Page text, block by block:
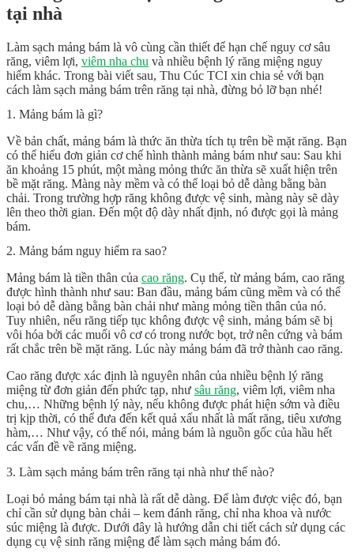
tại nhà
Làm sạch mảng bám là vô cùng cần thiết để hạn chế nguy cơ sâu
răng, viêm lợi, viêm nha chu và nhiều bệnh lý răng miệng nguy
hiểm khác. Trong bài viết sau, Thu Cúc TCI xin chia sẻ với bạn
cách làm sạch mảng bám trên răng tại nhà, đừng bỏ lỡ bạn nhé!
1. Mảng bám là gì?
Về bản chất, mảng bám là thức ăn thừa tích tụ trên bề mặt răng. Bạn
có thể hiểu đơn giản cơ chế hình thành mảng bám như sau: Sau khi
ăn khoảng 15 phút, một màng mỏng thức ăn thừa sẽ xuất hiện trên
bề mặt răng. Màng này mềm và có thể loại bỏ dễ dàng bằng bàn
chải. Trong trường hợp răng không được vệ sinh, màng này sẽ dày
lên theo thời gian. Đến một độ dày nhất định, nó được gọi là mảng
bám.
2. Mảng bám nguy hiểm ra sao?
Mảng bám là tiền thân của cao răng. Cụ thể, từ mảng bám, cao răng
được hình thành như sau: Ban đầu, mảng bám cũng mềm và có thể
loại bỏ dễ dàng bằng bàn chải như màng mỏng tiền thân của nó.
Tuy nhiên, nếu răng tiếp tục không được vệ sinh, mảng bám sẽ bị
vôi hóa bởi các muối vô cơ có trong nước bọt, trở nên cứng và bám
rất chắc trên bề mặt răng. Lúc này mảng bám đã trở thành cao răng.
Cao răng được xác định là nguyên nhân của nhiều bệnh lý răng
miệng từ đơn giản đến phức tạp, như sâu răng, viêm lợi, viêm nha
chu,… Những bệnh lý này, nếu không được phát hiện sớm và điều
trị kịp thời, có thể đưa đến kết quả xấu nhất là mất răng, tiêu xương
hàm,… Như vậy, có thể nói, mảng bám là nguồn gốc của hầu hết
các vấn đề về răng miệng.
3. Làm sạch mảng bám trên răng tại nhà như thế nào?
Loại bỏ mảng bám tại nhà là rất dễ dàng. Để làm được việc đó, bạn
chỉ cần sử dụng bàn chải – kem đánh răng, chỉ nha khoa và nước
súc miệng là được. Dưới đây là hướng dẫn chi tiết cách sử dụng các
dụng cụ vệ sinh răng miệng để làm sạch mảng bám đó.